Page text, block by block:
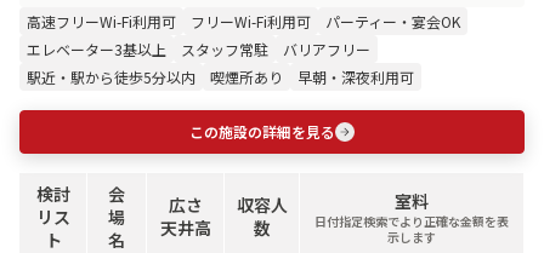
高速フリーWi-Fi利用可 フリーWi-Fi利用可
パーティー・宴会OK
エレベーター3基以上
スタッフ常駐
バリアフリー
駅近・駅から徒歩5分以内
喫煙所あり 早朝・深夜利用可
この施設の詳細を見る
検討
リス
ト
会
場
名
広さ
天井高
収容人
数
室料
日付指定検索でより正確な金額を表
示します